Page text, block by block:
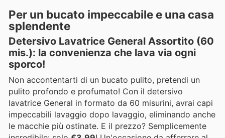
Per un bucato impeccabile e una casa
splendente
Detersivo Lavatrice General Assortito (60
mis.): la convenienza che lava via ogni
sporco!
Non accontentarti di un bucato pulito, pretendi un
pulito profondo e profumato! Con il detersivo
lavatrice General in formato da 60 misurini, avrai capi
impeccabili lavaggio dopo lavaggio, eliminando anche
le macchie più ostinate. E il prezzo? Semplicemente